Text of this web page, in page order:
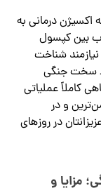
اکسیژن درمانی به
بین کپسول
شناخت
سخت جنگی
کاملاً عملیاتی
و در
در روزهای
مزایا و